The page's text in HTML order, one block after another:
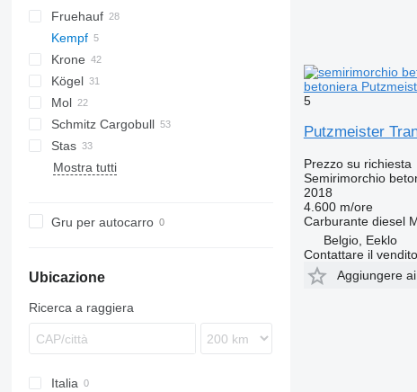
OKHS
OKS
C-series
BPO
CT
FT
OPL
TXA
STBZ
STN
DHKS
SDS
FLO
Fruehauf
Oplegger
DRO
GLT3
Kempf
CF
Krone
SD
SDP
TKS
Kögel
S 24
SN
0-2
0-3
O-3
SR2
SK
HTM
MTS
Mol
K-series
ONCR
MCO
OSDS
OVB
T-series
TXC
SBA
ROC
Kaiser
S338
Schmitz Cargobull
S-series
SCB
SGF
SKO
Stas
S-series
F-series
ST
ADR
Mostra tutti
Gru per autocarro
Ubicazione
Ricerca a raggiera
Italia
betoniera
5
Putzmeister
Prezzo su richiesta
Semirimorchio
2018
4.600 m/ore
Carburante diesel
Belgio, Eeklo
Contattare il
Aggiungere